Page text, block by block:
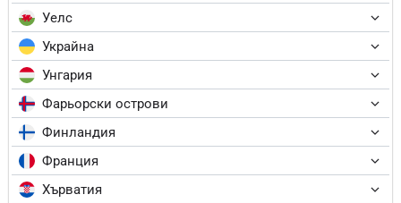
Уелс
Украйна
Унгария
Фарьорски острови
Финландия
Франция
Хърватия